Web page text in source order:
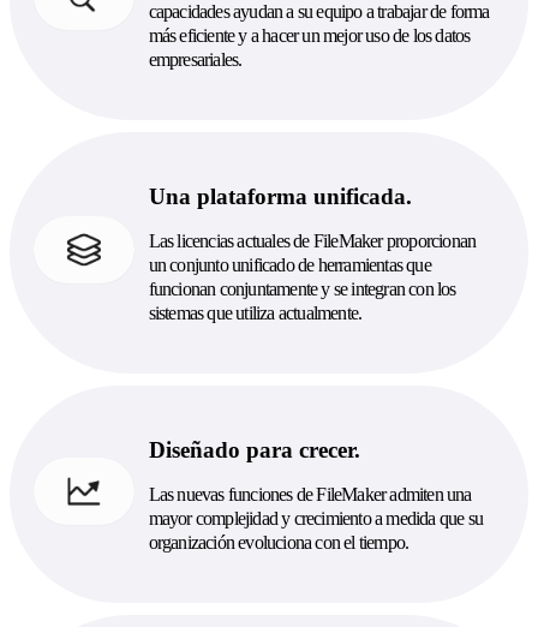
capacidades ayudan a su equipo a trabajar de forma
más eficiente y a hacer un mejor uso de los datos
empresariales.
Una plataforma unificada.
Las licencias actuales de FileMaker proporcionan
un conjunto unificado de herramientas que
funcionan conjuntamente y se integran con los
sistemas que utiliza actualmente.
Diseñado para crecer.
Las nuevas funciones de FileMaker admiten una
mayor complejidad y crecimiento a medida que su
organización evoluciona con el tiempo.